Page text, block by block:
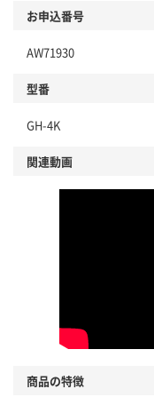
本体
仕組
お申込番号
AW71930
型番
GH-4K
関連動画
商品の特徴